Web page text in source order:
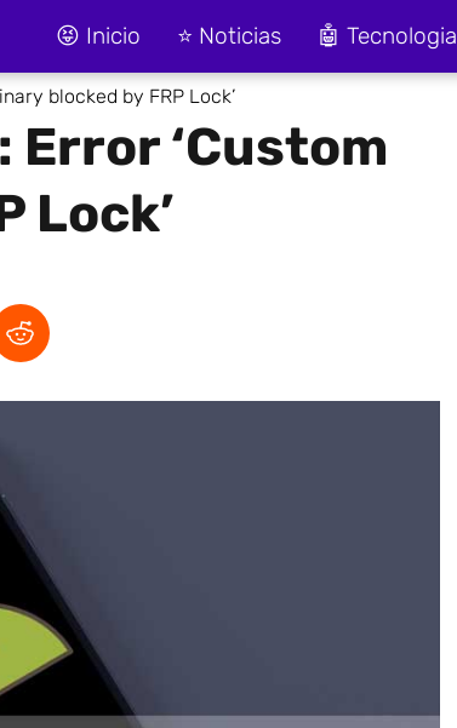
😝 Inicio ⭐ Noticias 🤖 Tecnologia
blocked by FRP Lock’
‘Custom
Lock’